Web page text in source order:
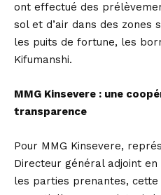
ont effectué des
sol et d’air dans des zones
les puits de fortune, les
Kifumanshi.
MMG Kinsevere : une
transparence
Pour MMG Kinsevere,
Directeur général adjoint
les parties prenantes,